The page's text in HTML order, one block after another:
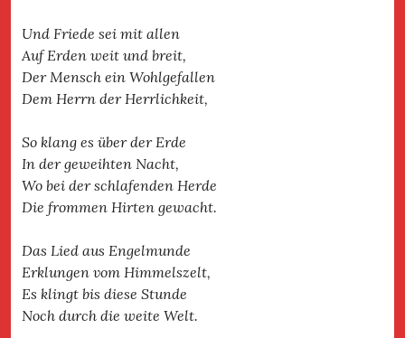
Und Friede sei mit allen
Auf Erden weit und breit,
Der Mensch ein Wohlgefallen
Dem Herrn der Herrlichkeit,
So klang es über der Erde
In der geweihten Nacht,
Wo bei der schlafenden Herde
Die frommen Hirten gewacht.
Das Lied aus Engelmunde
Erklungen vom Himmelszelt,
Es klingt bis diese Stunde
Noch durch die weite Welt.